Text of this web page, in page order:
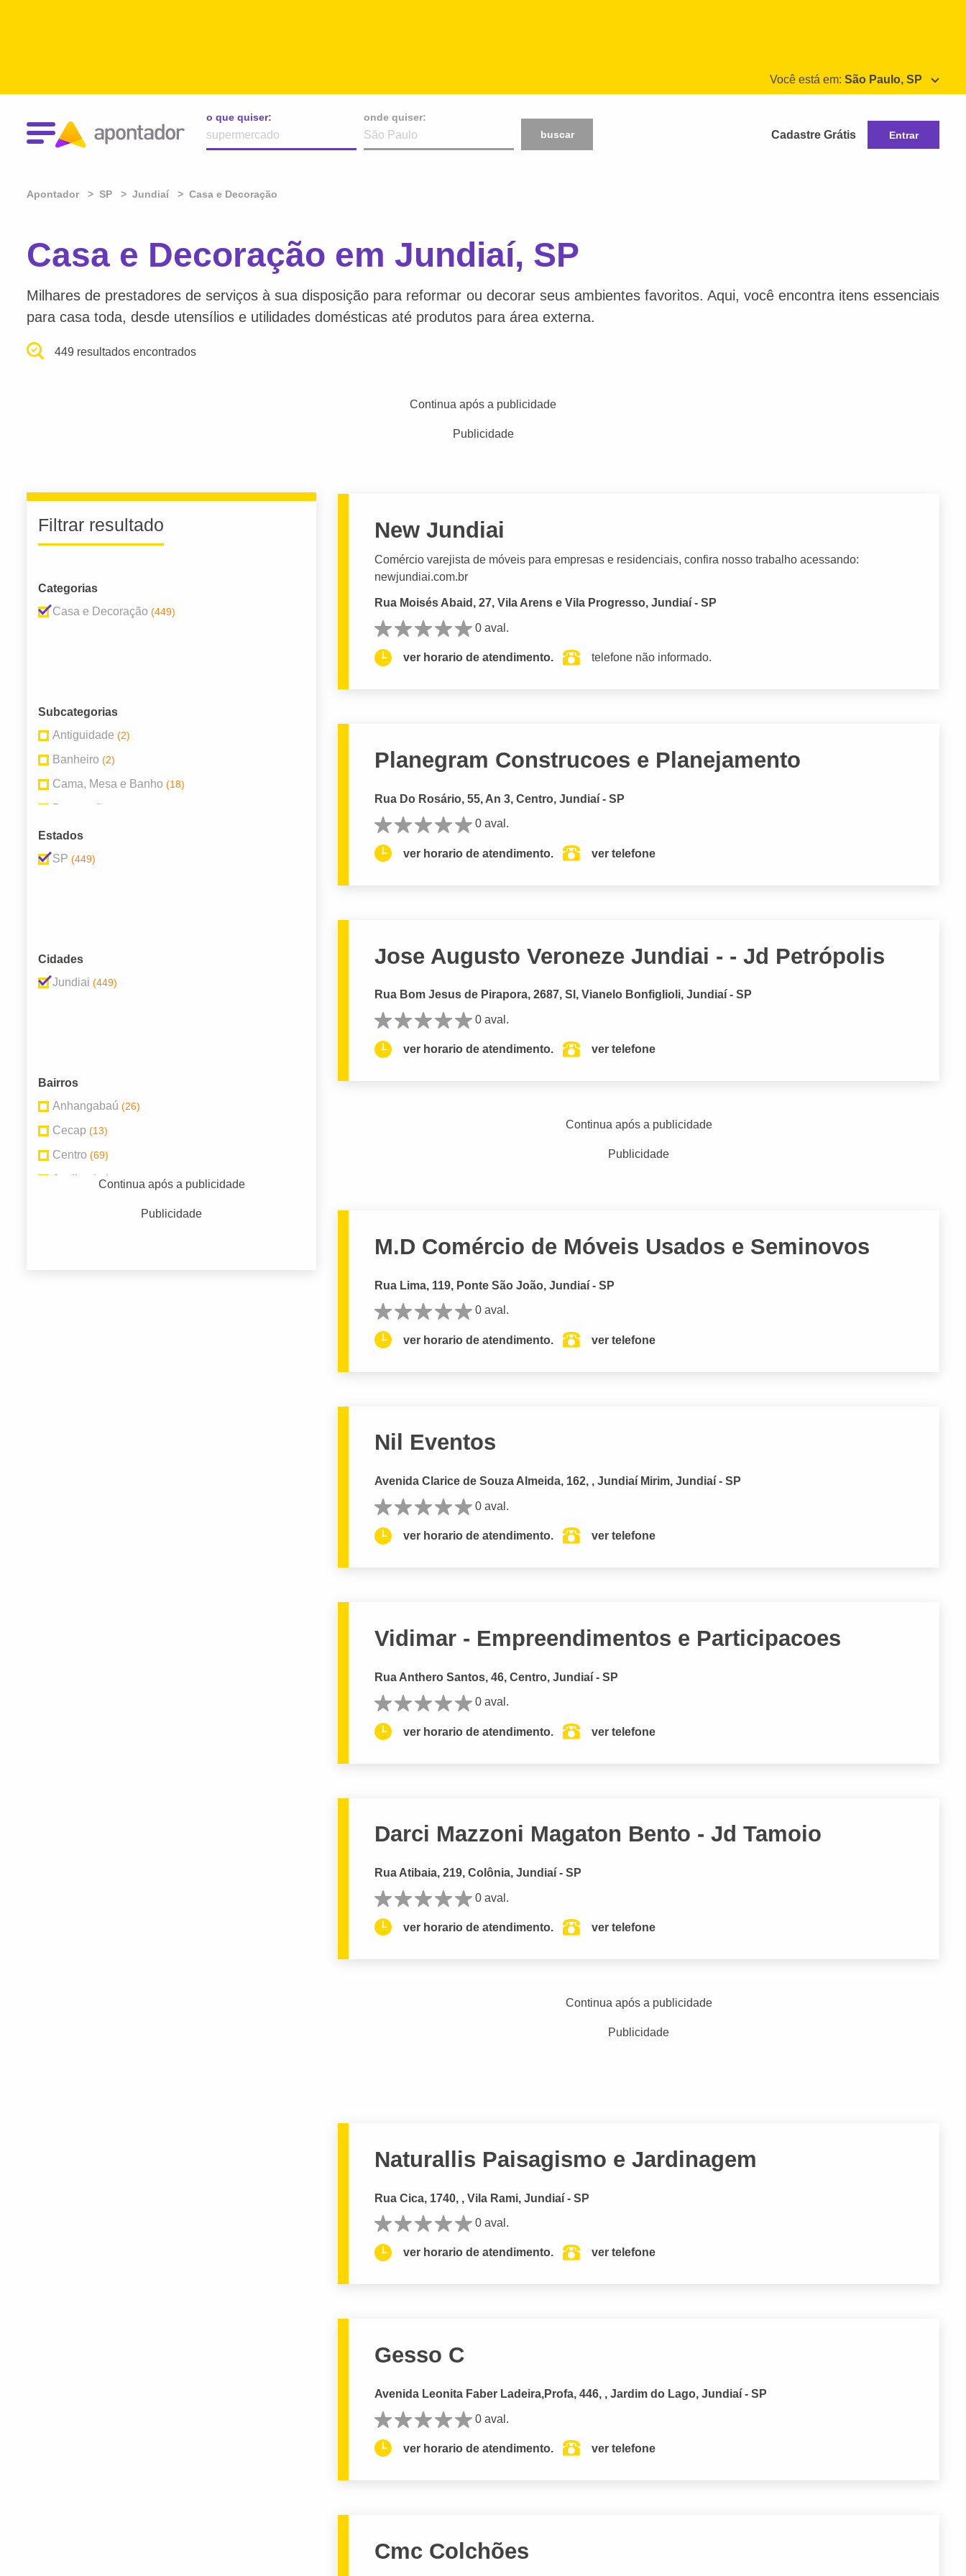
Você está em: São Paulo, SP
o que quiser:
onde quiser:
buscar
Cadastre Grátis Entrar
Apontador SP Jundiaí Casa e Decoração
Casa e Decoração em Jundiaí, SP
Milhares de prestadores de serviços à sua disposição para reformar ou decorar seus ambientes favoritos. Aqui, você encontra itens essenciais
para casa toda, desde utensílios e utilidades domésticas até produtos para área externa.
449 resultados encontrados
Continua após a publicidade
Publicidade
Filtrar resultado
Categorias
Casa e Decoração (449)
Subcategorias
Antiguidade (2)
Banheiro (2)
Cama, Mesa e Banho (18)
Decoração
Jardim e Lazer
Móveis(286)
Estados
SP (449)
Cidades
Jundiai (449)
Bairros
Anhangabaú (26)
Cecap (13)
Centro (69)
Jardim do Lago(19)
Continua após a publicidade
Publicidade
New Jundiai
Comércio varejista de móveis para empresas e residenciais, confira nosso trabalho acessando:
newjundiai.com.br
Rua Moisés Abaid, 27, Vila Arens e Vila Progresso, Jundiaí - SP
0 aval.
ver horario de atendimento. telefone não informado.
Planegram Construcoes e Planejamento
Rua Do Rosário, 55, An 3, Centro, Jundiaí - SP
0 aval.
ver horario de atendimento. ver telefone
Jose Augusto Veroneze Jundiai - - Jd Petrópolis
Rua Bom Jesus de Pirapora, 2687, Sl, Vianelo Bonfiglioli, Jundiaí - SP
0 aval.
ver horario de atendimento. ver telefone
Continua após a publicidade
Publicidade
M.D Comércio de Móveis Usados e Seminovos
Rua Lima, 119, Ponte São João, Jundiaí - SP
0 aval.
ver horario de atendimento. ver telefone
Nil Eventos
Avenida Clarice de Souza Almeida, 162, , Jundiaí Mirim, Jundiaí - SP
0 aval.
ver horario de atendimento. ver telefone
Vidimar - Empreendimentos e Participacoes
Rua Anthero Santos, 46, Centro, Jundiaí - SP
0 aval.
ver horario de atendimento. ver telefone
Darci Mazzoni Magaton Bento - Jd Tamoio
Rua Atibaia, 219, Colônia, Jundiaí - SP
0 aval.
ver horario de atendimento. ver telefone
Continua após a publicidade
Publicidade
Naturallis Paisagismo e Jardinagem
Rua Cica, 1740, , Vila Rami, Jundiaí - SP
0 aval.
ver horario de atendimento. ver telefone
Gesso C
Avenida Leonita Faber Ladeira,Profa, 446, , Jardim do Lago, Jundiaí - SP
0 aval.
ver horario de atendimento. ver telefone
Cmc Colchões